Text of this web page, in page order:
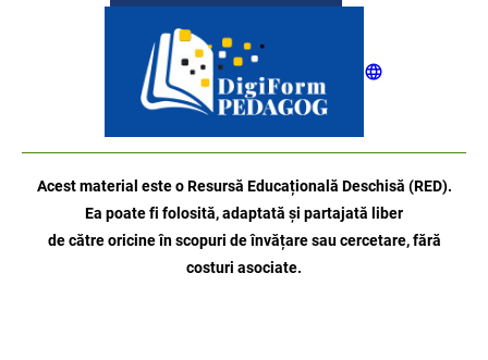
Acest material este o Resursă Educațională Deschisă (RED).
Ea poate fi folosită, adaptată și partajată liber
de către oricineîn scopuri de învățare sau cercetare, fără
costuri asociate.